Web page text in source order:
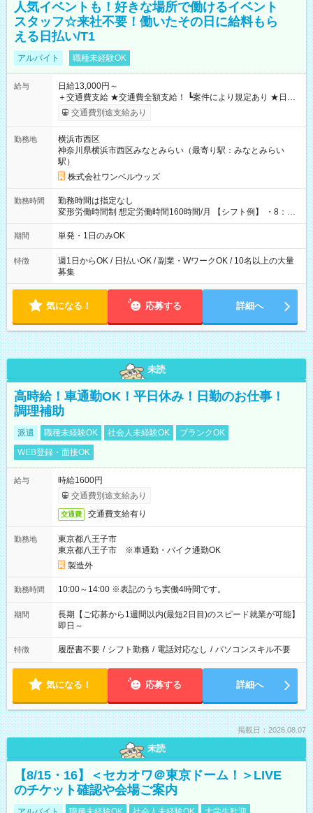
人気イベントも！好きな場所で働けるイベント
スタッフ☆来社不要！働いたその日に給料もら
える日払い/T1
アルバイト 職種未経験OK
給与
日給13,000円～
＋交通費支給 ★交通費全額支給！ ┗案件により規定あり ★日払
いOK！（規定あり） ┗働いたその日に現金GET♪ お仕事後はコ
ンビニATMから 日払い分を引き落とせます！ 【試用期間】試
交通費別途支給あり
勤務地
横浜市西区
神奈川県横浜市西区みなとみらい（最寄り駅：みなとみらい
駅）
株式会社ワンベルウッズ
勤務時間
勤務時間は指定なし
変形労働時間制 想定労働時間160時間/月 【シフト例】 ・8：00
～21：00
期間 単発・1日のみOK
特徴
週1日からOK / 日払いOK / 副業・WワークOK / 10名以上の大量
募集
気になる！ 応募する 詳細へ
未読
高時給！車通勤OK！平日休み！日勤のお仕事！
調理補助
派遣 職種未経験OK 社会人未経験OK
ブランクOK
WEB登録・面接OK
給与
時給1600円
交通費別途支給あり
交通費 交通費支給有り
勤務地
東京都八王子市
東京都八王子市 ※車通勤・バイク通勤OK
製造外
勤務時間 10:00～14:00 ※表記のうち実働4時間です。
期間
長期【ご応募から1週間以内(最短2日目)のスピード就業が可能】
即日～
特徴 履歴書不要 / シフト勤務 / 電話対応なし / パソコンスキル不要
気になる！ 応募する 詳細へ
掲載日：2026.08.07
未読
【8/15・16】＜セカオワ＠東京ドーム！＞LIVE
のチケット確認や会場ご案内